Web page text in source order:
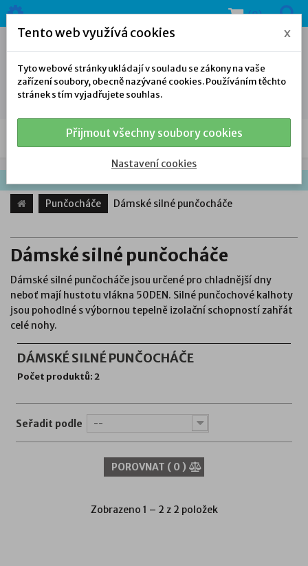
(0)
NAŠE NABÍDKA
Punčocháče Dámské silné punčocháče
Dámské silné punčocháče
Dámské silné punčocháče jsou určené pro chladnější dny
neboť mají hustotu vlákna 50DEN. Silné punčochové kalhoty
jsou pohodlné s výbornou tepelně izolační schopností zahřát
celé nohy.
DÁMSKÉ SILNÉ PUNČOCHÁČE
Počet produktů: 2
Seřadit podle --
POROVNAT ( 0 )
Zobrazeno 1 – 2 z 2 položek
Tento web využívá cookies x
Tyto webové stránky ukládají v souladu se zákony na vaše
zařízení soubory, obecně nazývané cookies. Používáním těchto
stránek s tím vyjadřujete souhlas.
Přijmout všechny soubory cookies
Nastavení cookies